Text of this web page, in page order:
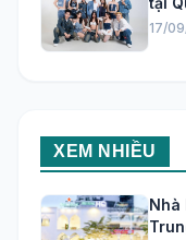
17/
XEM NHIỀU
Nhà